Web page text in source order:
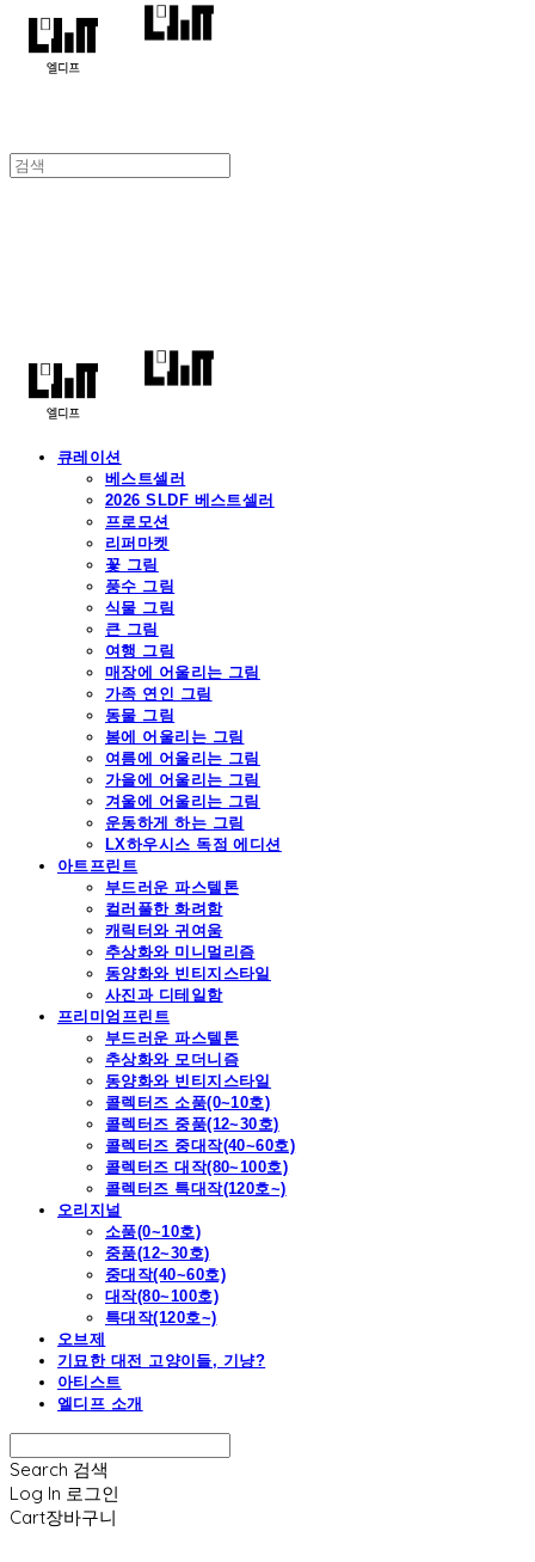
큐레이션
베스트셀러
2026 SLDF 베스트셀러
프로모션
리퍼마켓
꽃 그림
풍수 그림
식물 그림
큰 그림
여행 그림
매장에 어울리는 그림
가족 연인 그림
동물 그림
봄에 어울리는 그림
여름에 어울리는 그림
가을에 어울리는 그림
겨울에 어울리는 그림
운동하게 하는 그림
LX하우시스 독점 에디션
아트프린트
부드러운 파스텔톤
컬러풀한 화려함
캐릭터와 귀여움
추상화와 미니멀리즘
동양화와 빈티지스타일
사진과 디테일함
프리미엄프린트
부드러운 파스텔톤
추상화와 모더니즘
동양화와 빈티지스타일
콜렉터즈 소품(0~10호)
콜렉터즈 중품(12~30호)
콜렉터즈 중대작(40~60호)
콜렉터즈 대작(80~100호)
콜렉터즈 특대작(120호~)
오리지널
소품(0~10호)
중품(12~30호)
중대작(40~60호)
대작(80~100호)
특대작(120호~)
오브제
기묘한 대전 고양이들, 기냥?
아티스트
엘디프 소개
Search 검색
Log In 로그인
Cart장바구니